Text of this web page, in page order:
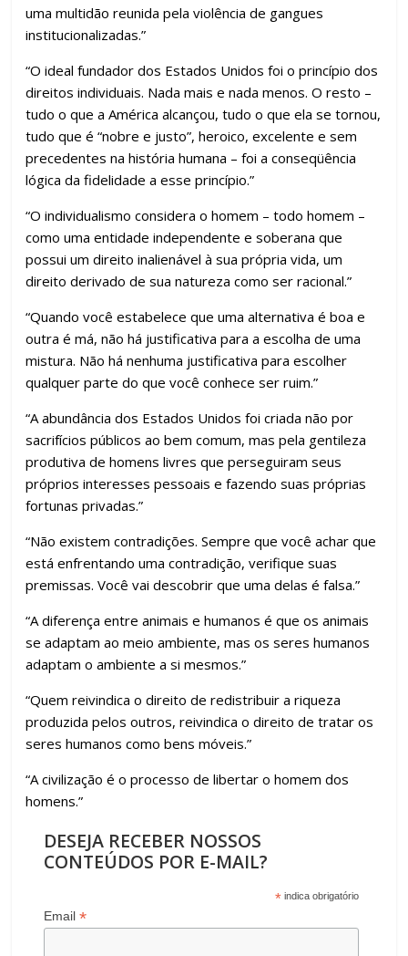
uma multidão reunida pela violência de gangues
institucionalizadas.”
“O ideal fundador dos Estados Unidos foi o princípio dos
direitos individuais. Nada mais e nada menos. O resto –
tudo o que a América alcançou, tudo o que ela se tornou,
tudo que é “nobre e justo”, heroico, excelente e sem
precedentes na história humana – foi a conseqüência
lógica da fidelidade a esse princípio.”
“O individualismo considera o homem – todo homem –
como uma entidade independente e soberana que
possui um direito inalienável à sua própria vida, um
direito derivado de sua natureza como ser racional.”
“Quando você estabelece que uma alternativa é boa e
outra é má, não há justificativa para a escolha de uma
mistura. Não há nenhuma justificativa para escolher
qualquer parte do que você conhece ser ruim.”
“A abundância dos Estados Unidos foi criada não por
sacrifícios públicos ao bem comum, mas pela gentileza
produtiva de homens livres que perseguiram seus
próprios interesses pessoais e fazendo suas próprias
fortunas privadas.”
“Não existem contradições. Sempre que você achar que
está enfrentando uma contradição, verifique suas
premissas. Você vai descobrir que uma delas é falsa.”
“A diferença entre animais e humanos é que os animais
se adaptam ao meio ambiente, mas os seres humanos
adaptam o ambiente a si mesmos.”
“Quem reivindica o direito de redistribuir a riqueza
produzida pelos outros, reivindica o direito de tratar os
seres humanos como bens móveis.”
“A civilização é o processo de libertar o homem dos
homens.”
DESEJA RECEBER NOSSOS
CONTEÚDOS POR E-MAIL?
* indica obrigatório
Email*